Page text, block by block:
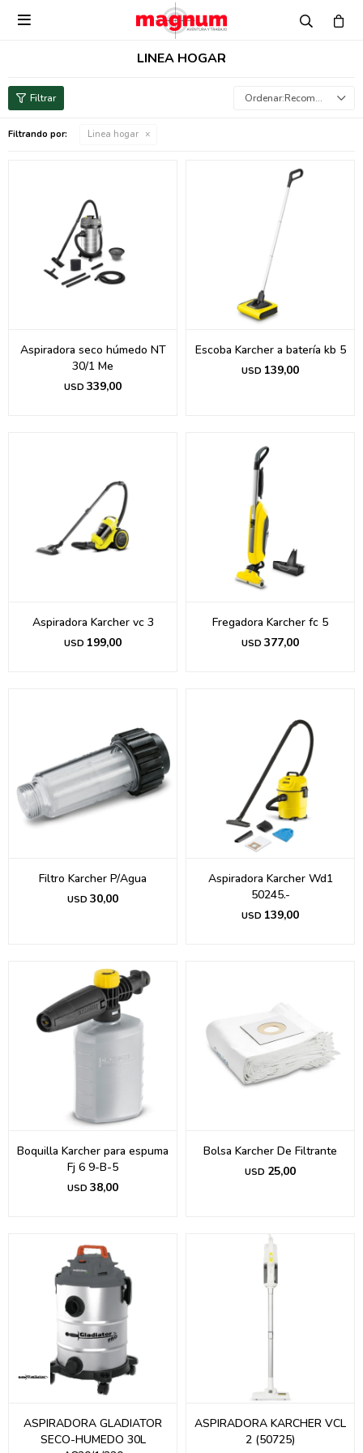

LINEA HOGAR
Recomendados
Filtrando por: Linea hogar
Aspiradora seco húmedo NT
30/1 Me
USD 339,00
Escoba Karcher a batería kb 5
USD 139,00
Aspiradora Karcher vc 3
USD 199,00
Fregadora Karcher fc 5
USD 377,00
Filtro Karcher P/Agua
USD 30,00
Aspiradora Karcher Wd1
50245.-
USD 139,00
Boquilla Karcher para espuma
Fj 6 9-B-5
USD 38,00
Bolsa Karcher De Filtrante
USD 25,00
ASPIRADORA GLADIATOR
SECO-HUMEDO 30L
ASPIRADORA KARCHER VCL
2 (50725)